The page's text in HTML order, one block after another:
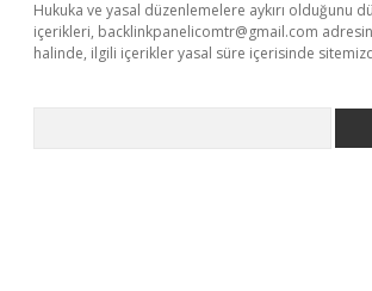
Hukuka ve yasal düzenlemelere aykırı olduğunu
içerikleri, backlinkpanelicomtr@gmail.com
halinde, ilgili içerikler yasal süre içerisinde